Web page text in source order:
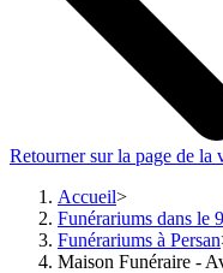
Retourner sur la page de la
Accueil
Funérariums dans le
Funérariums à Persan
Maison Funéraire -